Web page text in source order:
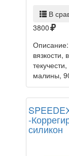
В
3800
вязкости,
малины,
-
силикон